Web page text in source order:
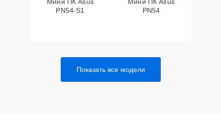
PN54-S1
PN54
Показать все модели